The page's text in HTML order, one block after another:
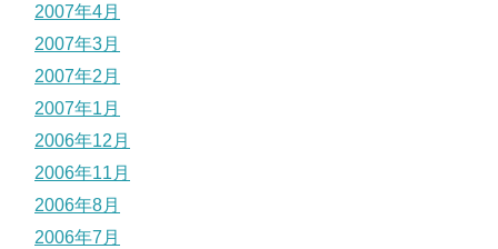
2007年4月
2007年3月
2007年2月
2007年1月
2006年12月
2006年11月
2006年8月
2006年7月